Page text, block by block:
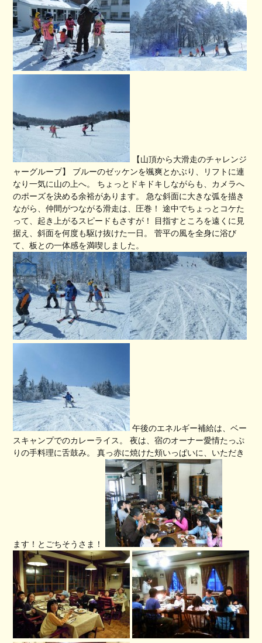
【山頂から大滑走のチャレンジ
ャーグループ】 ブルーのゼッケンを颯爽とかぶり、リフトに連
なり一気に山の上へ。 ちょっとドキドキしながらも、カメラへ
のポーズを決める余裕があります。 急な斜面に大きな弧を描き
ながら、仲間がつながる滑走は、圧巻！ 途中でちょっとコケた
って、起き上がるスピードもさすが！ 目指すところを遠くに見
据え、斜面を何度も駆け抜けた一日。 菅平の風を全身に浴び
て、板との一体感を満喫しました。
午後のエネルギー補給は、ベー
スキャンプでのカレーライス。 夜は、宿のオーナー愛情たっぷ
りの手料理に舌鼓み。 真っ赤に焼けた頬いっぱいに、いただき
ます！とごちそうさま！